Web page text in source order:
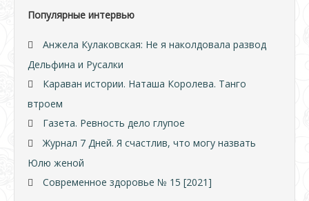
Популярные интервью
Анжела Кулаковская: Не я наколдовала развод
Дельфина и Русалки
Караван истории. Наташа Королева. Танго
втроем
Газета. Ревность дело глупое
Журнал 7 Дней. Я счастлив, что могу назвать
Юлю женой
Современное здоровье № 15 [2021]